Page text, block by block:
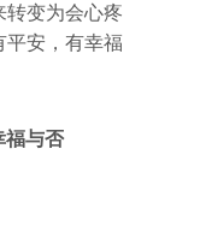
转变为会心疼
平安，有幸福
福与否